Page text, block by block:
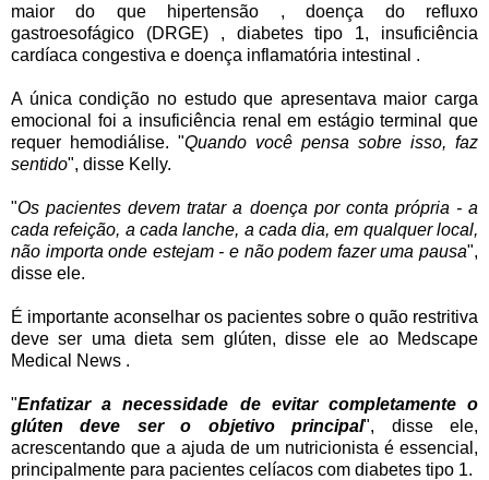
maior do que hipertensão , doença do refluxo
gastroesofágico (DRGE) , diabetes tipo 1, insuficiência
cardíaca congestiva e doença inflamatória intestinal .
A única condição no estudo que apresentava maior carga
emocional foi a insuficiência renal em estágio terminal que
requer hemodiálise. "Quando você pensa sobre isso, faz
sentido", disse Kelly.
"Os pacientes devem tratar a doença por conta própria - a
cada refeição, a cada lanche, a cada dia, em qualquer local,
não importa onde estejam - e não podem fazer uma pausa",
disse ele.
É importante aconselhar os pacientes sobre o quão restritiva
deve ser uma dieta sem glúten, disse ele ao Medscape
Medical News .
"Enfatizar a necessidade de evitar completamente o
glúten deve ser o objetivo principal", disse ele,
acrescentando que a ajuda de um nutricionista é essencial,
principalmente para pacientes celíacos com diabetes tipo 1.